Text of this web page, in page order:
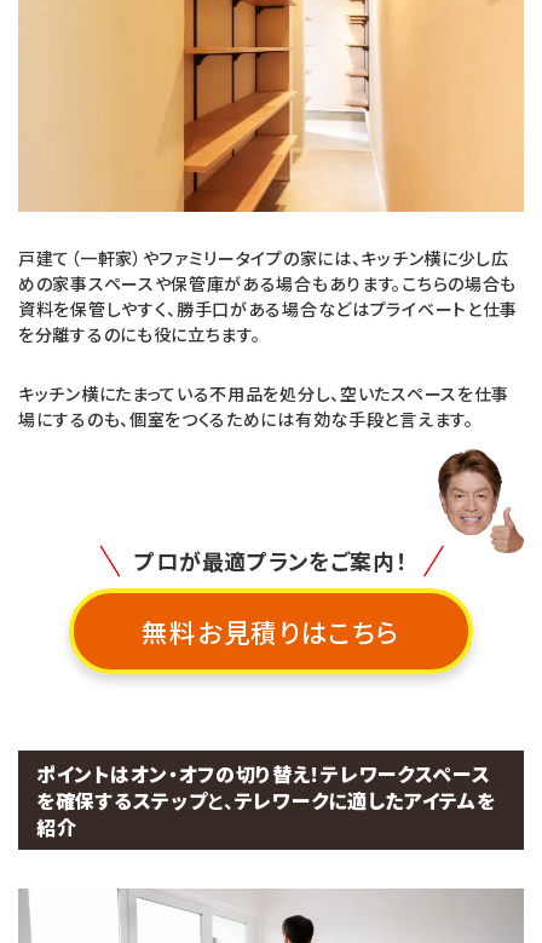
戸建て（一軒家）やファミリータイプの家には、キッチン横に少し広
めの家事スペースや保管庫がある場合もあります。こちらの場合も
資料を保管しやすく、勝手口がある場合などはプライベートと仕事
を分離するのにも役に立ちます。
キッチン横にたまっている不用品を処分し、空いたスペースを仕事
場にするのも、個室をつくるためには有効な手段と言えます。
プロが最適プランをご案内！
無料お見積りはこちら
ポイントはオン・オフの切り替え！テレワークスペース
を確保するステップと、テレワークに適したアイテムを
紹介